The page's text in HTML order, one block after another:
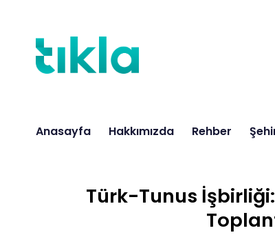
Anasayfa Hakkımızda Rehber
Türk-Tunus